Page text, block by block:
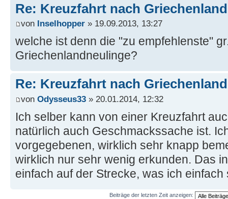
Re: Kreuzfahrt nach Griechenland
von Inselhopper » 19.09.2013, 13:27
welche ist denn die "zu empfehlenste"
Griechenlandneulinge?
Re: Kreuzfahrt nach Griechenland
von Odysseus33 » 20.01.2014, 12:32
Ich selber kann von einer Kreuzfahrt
natürlich auch Geschmackssache ist.
vorgegebenen, wirklich sehr knapp
wirklich nur sehr wenig erkunden. Das
einfach auf der Strecke, was ich einfach
Beiträge der letzten Zeit anzeigen: